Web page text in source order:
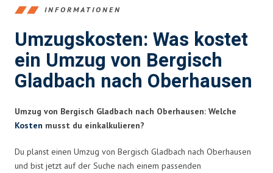
INFORMATIONEN
Umzugskosten: Was kostet
ein Umzug von Bergisch
Gladbach nach Oberhausen
Umzug von Bergisch Gladbach nach Oberhausen: Welche
Kosten musst du einkalkulieren?
Du planst einen Umzug von Bergisch Gladbach nach Oberhausen
und bist jetzt auf der Suche nach einem passenden